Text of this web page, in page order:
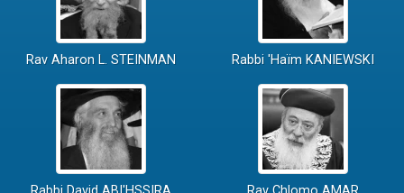
Rav Aharon L. STEINMAN Rabbi 'Haïm KANIEWSKI